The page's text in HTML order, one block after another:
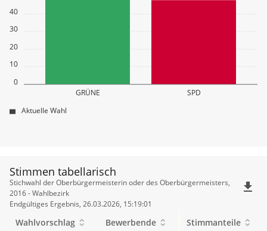
0
10
20
30
40
GRÜNE SPD
Aktuelle Wahl
Stimmen tabellarisch
Stimmen
tabellarisch
Stichwahl der Oberbürgermeisterin oder des Oberbürgermeisters,
2016 - Wahlbezirk
Endgültiges Ergebnis, 26.03.2026, 15:19:01
file_download
Wahlvorschlag Bewerbende
Stimmanteile